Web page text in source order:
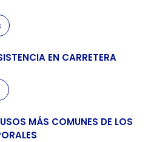
EN CARRETERA
MÁS COMUNES DE LOS